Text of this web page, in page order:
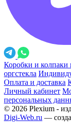
Коробки и колпаки
оргстекла
Оплата и доставка
Личный кабинет
персональных
© 2026 Plexium -
Digi-Web.ru —